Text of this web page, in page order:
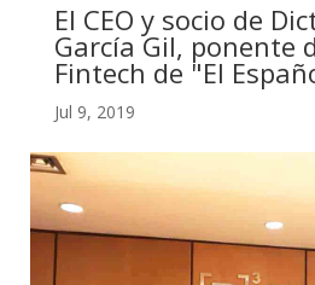
El CEO y socio de
García Gil, ponente
Fintech de "El
Jul 9, 2019